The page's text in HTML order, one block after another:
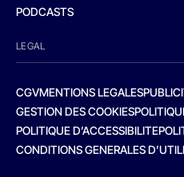
PODCASTS
LEGAL
CGVMENTIONS LEGALES
GESTION DES COOKIES
POLITIQUE D’ACCESSIBILITE
CONDITIONS GENERALES